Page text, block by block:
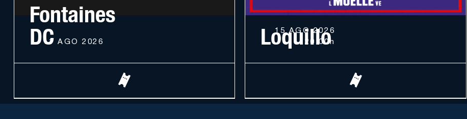
Fontaines
DC11 AGO 2026 Loquillo
15 AGO 2026
20.00h